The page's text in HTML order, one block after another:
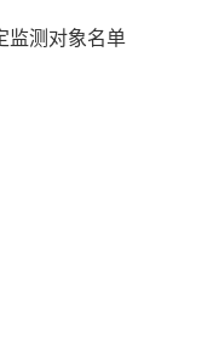
监测对象名单